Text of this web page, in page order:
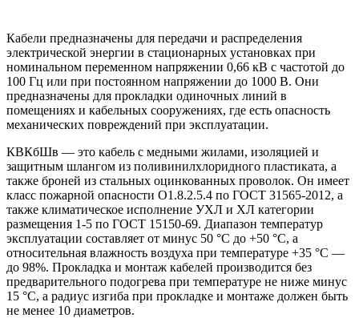
Кабели предназначены для передачи и распределения
электрической энергии в стационарных установках при
номинальном переменном напряжении 0,66 кВ с частотой до
100 Гц или при постоянном напряжении до 1000 В. Они
предназначены для прокладки одиночных линий в
помещениях и кабельных сооружениях, где есть опасность
механических повреждений при эксплуатации.
КВКбШв — это кабель с медными жилами, изоляцией и
защитным шлангом из поливинилхлоридного пластиката, а
также броней из стальных оцинкованных проволок. Он имеет
класс пожарной опасности О1.8.2.5.4 по ГОСТ 31565-2012, а
также климатическое исполнение УХЛ и ХЛ категории
размещения 1-5 по ГОСТ 15150-69. Диапазон температур
эксплуатации составляет от минус 50 °С до +50 °С, а
относительная влажность воздуха при температуре +35 °С —
до 98%. Прокладка и монтаж кабелей производится без
предварительного подогрева при температуре не ниже минус
15 °С, а радиус изгиба при прокладке и монтаже должен быть
не менее 10 диаметров.